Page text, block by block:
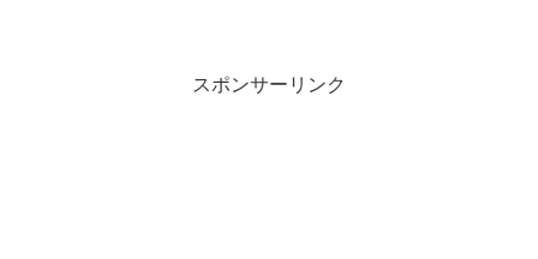
スポンサーリンク